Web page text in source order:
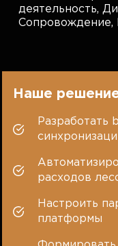
деятельность,
Сопровождение,
Наше
Разработать
расходов
Настроить
платформы